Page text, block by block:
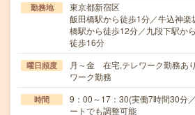
勤務地
東京都新宿区
飯田橋駅から徒歩1分／牛込神
橋駅から徒歩12分／九段下駅か
徒歩16分
曜日頻度
月～金 在宅,テレワーク勤務あ
ワーク勤務
時間
9：00～17：30(実働7時間30分
ートでも調整可能